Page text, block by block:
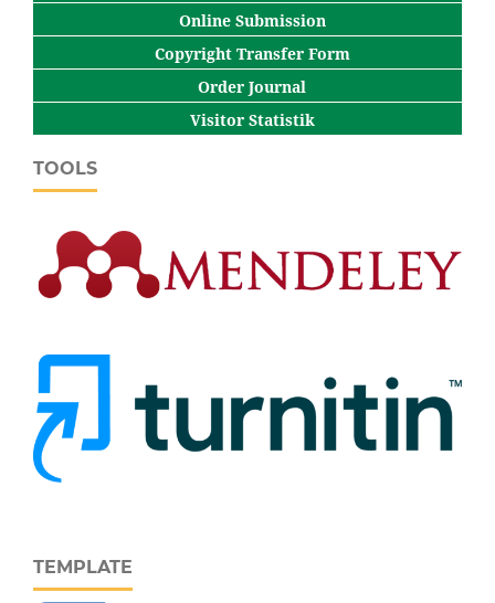
Online Submission
Copyright Transfer Form
Order Journal
Visitor Statistik
TOOLS
TEMPLATE